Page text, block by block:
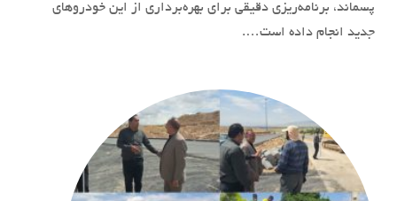
پسماند، برنامه‌ریزی دقیقی برای بهره‌برداری از این خودروهای
جدید انجام داده است….